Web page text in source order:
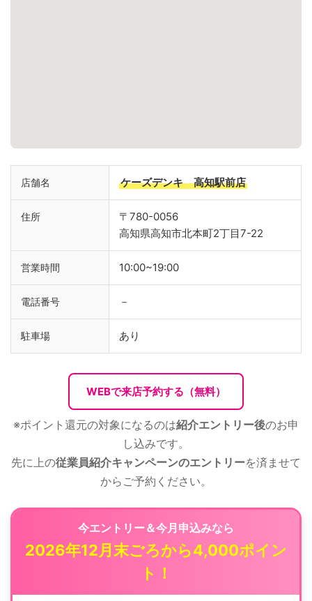
店舗名 ケーズデンキ 高知駅前店
住所
〒780-0056
高知県高知市北本町2丁目7-22
営業時間 10:00~19:00
電話番号 －
駐車場 あり
WEBで来店予約する（無料）
※ポイント還元の対象になるのは紹介エントリー後のお申
し込みです。
先に上の従業員紹介キャンペーンのエントリーを済ませて
からご予約ください。
今エントリー＆今月申込みなら
2026年12月末ごろから4,000ポイン
ト！